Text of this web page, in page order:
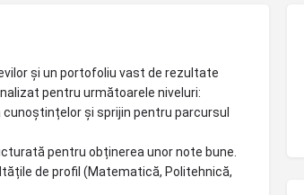
și un portofoliu vast de rezultate
pentru următoarele niveluri:
cunoștințelor și sprijin pentru parcursul
pentru obținerea unor note bune.
de profil (Matematică, Politehnică,